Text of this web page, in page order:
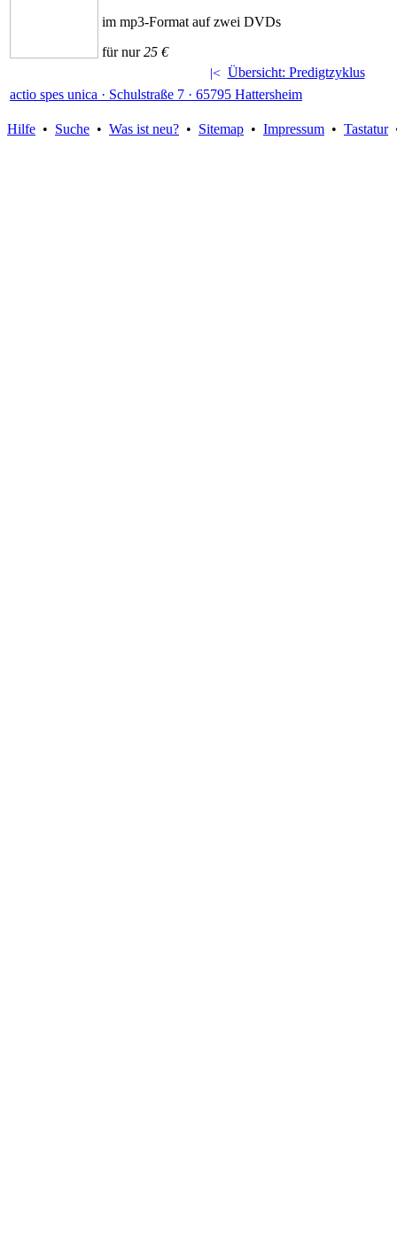
im mp3-Format auf zwei DVDs
für nur25 €
Übersicht: Predigtzyklus
actio spes unica · Schulstraße 7 · 65795 Hattersheim
Hilfe • Suche • Was ist neu? • Sitemap • Impressum • Tastatur